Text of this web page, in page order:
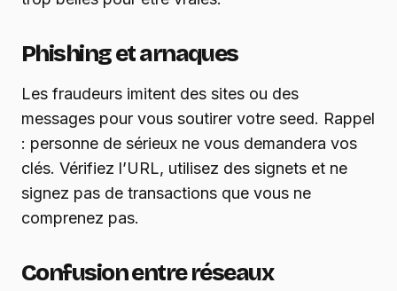
Phishing et arnaques
Les fraudeurs imitent des sites ou des
messages pour vous soutirer votre seed. Rappel
: personne de sérieux ne vous demandera vos
clés. Vérifiez l’URL, utilisez des signets et ne
signez pas de transactions que vous ne
comprenez pas.
Confusion entre réseaux